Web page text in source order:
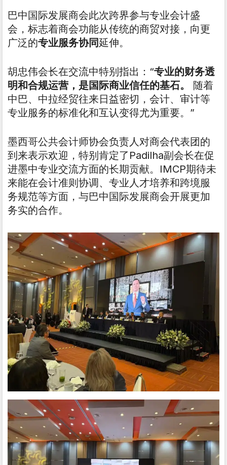
巴中国际发展商会此次跨界参与专业会计盛
会，标志着商会功能从传统的商贸对接，向更
广泛的专业服务协同延伸。
胡忠伟会长在交流中特别指出：“专业的财务透
明和合规运营，是国际商业信任的基石。
随着
中巴、中拉经贸往来日益密切，会计、审计等
专业服务的标准化和互认变得尤为重要。”
墨西哥公共会计师协会负责人对商会代表团的
到来表示欢迎，特别肯定了Padilha副会长在促
进墨中专业交流方面的长期贡献。IMCP期待未
来能在会计准则协调、专业人才培养和跨境服
务规范等方面，与巴中国际发展商会开展更加
务实的合作。